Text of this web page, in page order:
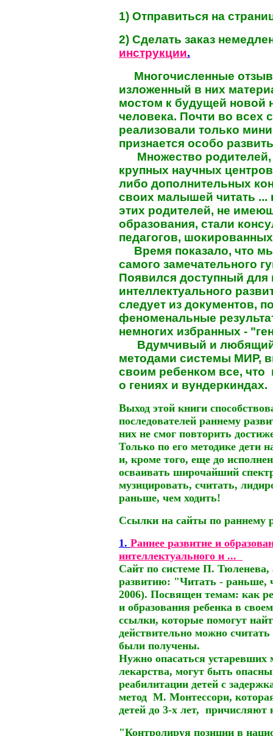
1) Отправиться на
2) Сделать заказ
инструкции.
Многочисленные
изложенный в них
мостом к будущей новой
человека. Почти во всех
реализовали только
признается особо
Множество родителей,
крупных научных
либо дополнительных
своих малышей читать ...
этих родителей, не
образования, стали
педагогов,
Время показало, что
самого замечательного
Появился доступный для
интеллектуального
следует из документов,
феноменальные
немногих избранных -
Вдумчивый и любящий
методами системы МИР,
своим ребенком все, что
о гениях и вундеркиндах.
Выход этой книги
последователей раннему
них не смог повторить
Только по его методике дети
и, кроме того, еще до
осваивать широчайший
музицировать, считать,
раньше, чем ходить!
Ссылки на сайты по раннему
1. Раннее развитие и
интеллектуального и ...
Сайт по системе П. Тюленева,
развитию: "Читать - раньше,
2006). Посвящен темам: как
и образования ребенка в
ссылки, которые помогут
действительно можно считать
были получены.
Нужно опасаться устаревших
лекарства, могут быть
реабилитации детей с
метод М. Монтессори,
детей до 3-х лет, причисляют
"Контролируя позиции в